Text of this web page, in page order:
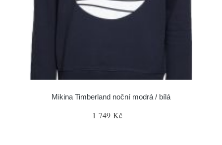
Mikina Timberland noční modrá / bílá
1 749 Kč